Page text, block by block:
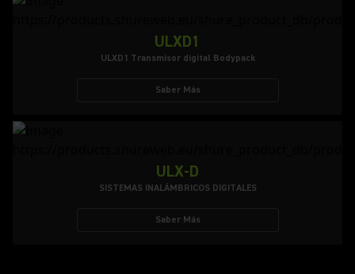
ULXD1
ULXD1 Transmisor digital Bodypack
Saber Más
ULX-D
SISTEMAS INALÁMBRICOS DIGITALES
Saber Más